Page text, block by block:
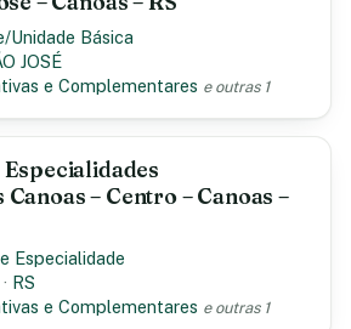
Unidade Básica
JOSÉ
e Complementares e outras 1
– Centro – Canoas –
Especialidade
· RS
e Complementares e outras 1